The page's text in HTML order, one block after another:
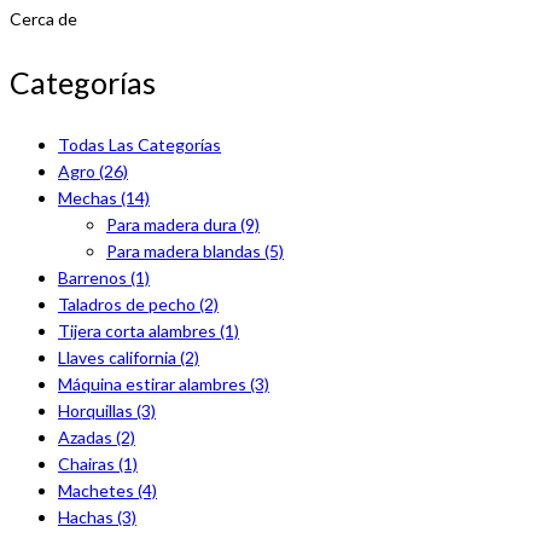
Cerca de
Categorías
Todas Las Categorías
Agro (26)
Mechas (14)
Para madera dura (9)
Para madera blandas (5)
Barrenos (1)
Taladros de pecho (2)
Tijera corta alambres (1)
Llaves california (2)
Máquina estirar alambres (3)
Horquillas (3)
Azadas (2)
Chairas (1)
Machetes (4)
Hachas (3)